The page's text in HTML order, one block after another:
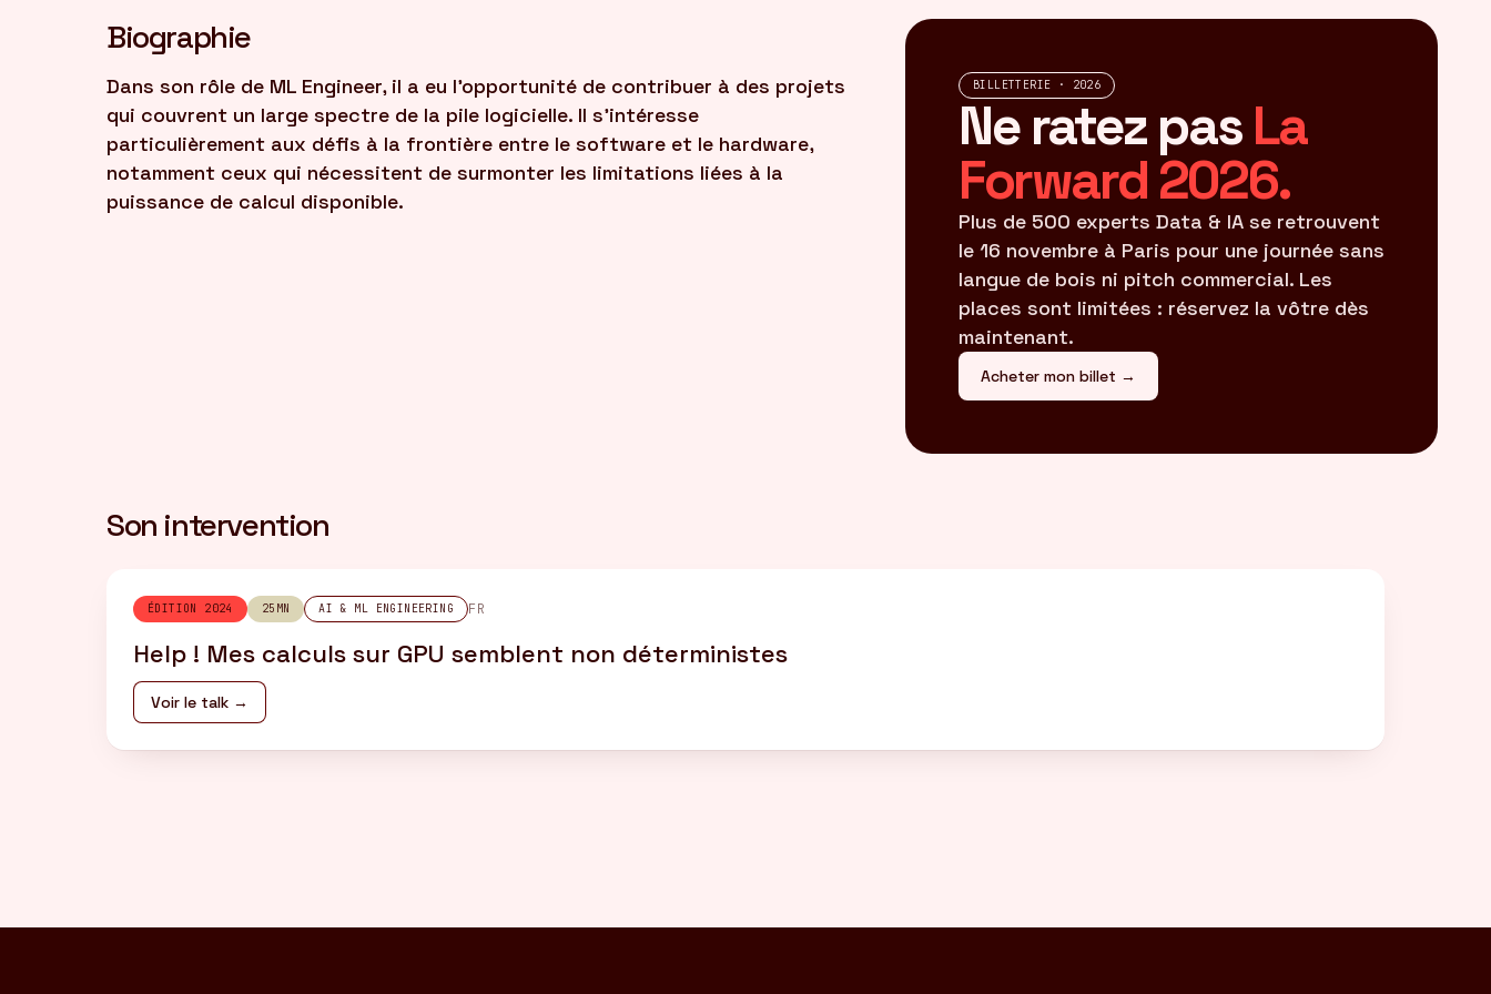
Biographie
Dans son rôle de ML Engineer, il a eu l'opportunité de contribuer à des projets
qui couvrent un large spectre de la pile logicielle. Il s'intéresse
particulièrement aux défis à la frontière entre le software et le hardware,
notamment ceux qui nécessitent de surmonter les limitations liées à la
puissance de calcul disponible.
BILLETTERIE · 2026
Ne ratez pas La
Forward 2026.
Plus de 500 experts Data & IA se retrouvent
le 16 novembre à Paris pour une journée sans
langue de bois ni pitch commercial. Les
places sont limitées : réservez la vôtre dès
maintenant.
Acheter mon billet →
Son intervention
ÉDITION 2024 25MN AI & ML ENGINEERING FR
Help ! Mes calculs sur GPU semblent non déterministes
Voir le talk →